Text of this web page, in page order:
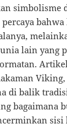
simbolisme
lain yang
di balik
bagaimana
sisi